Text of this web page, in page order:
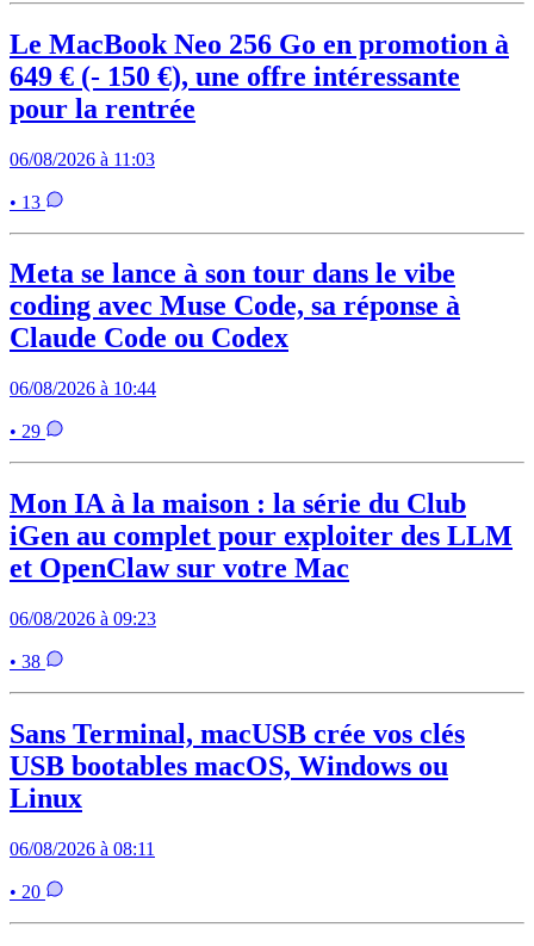
Le MacBook Neo 256 Go en promotion à
649 € (- 150 €), une offre intéressante
pour la rentrée
06/08/2026 à 11:03
• 13
Meta se lance à son tour dans le vibe
coding avec Muse Code, sa réponse à
Claude Code ou Codex
06/08/2026 à 10:44
• 29
Mon IA à la maison : la série du Club
iGen au complet pour exploiter des LLM
et OpenClaw sur votre Mac
06/08/2026 à 09:23
• 38
Sans Terminal, macUSB crée vos clés
USB bootables macOS, Windows ou
Linux
06/08/2026 à 08:11
• 20